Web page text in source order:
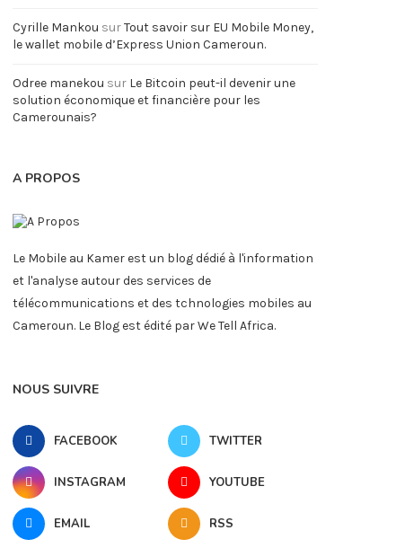
Cyrille Mankou surTout savoir sur EU Mobile Money,
le wallet mobile d’Express Union Cameroun.
Odree manekou sur Le Bitcoin peut-il devenir une
solution économique et financière pour les
Camerounais?
A PROPOS
Le Mobile au Kamer est un blog dédié à l'information
et l'analyse autour des services de
télécommunications et des tchnologies mobiles au
Cameroun. Le Blog est édité par We Tell Africa.
NOUS SUIVRE
FACEBOOK TWITTER
INSTAGRAM YOUTUBE
EMAIL RSS